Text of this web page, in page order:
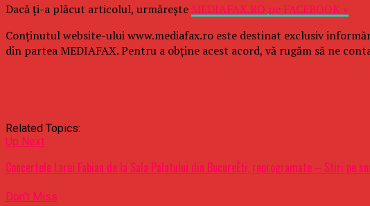
Dacă ţi-a plăcut articolul, urmăreşte MEDIAFAX.RO pe FACEBOOK »
Conținutul website-ului www.mediafax.ro este destinat exclusiv
din partea MEDIAFAX. Pentru a obține acest acord, vă rugăm să ne
Related Topics:
Up Next
Concertele Larei Fabian de la Sala Palatului din BucureÈti, reprogramate – Stiri pe
Don't Miss